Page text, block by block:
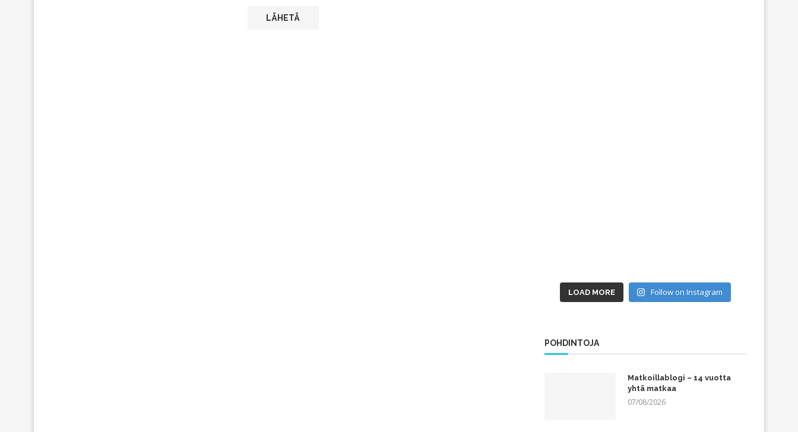
LOAD MORE Follow on Instagram
POHDINTOJA
Matkoillablogi – 14 vuotta
yhtä matkaa
07/08/2026